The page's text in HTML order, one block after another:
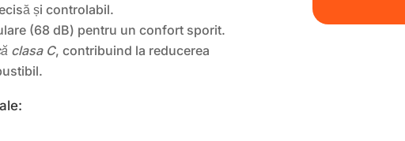
și controlabil.
(68 dB) pentru un confort sporit.
clasa C, contribuind la reducerea